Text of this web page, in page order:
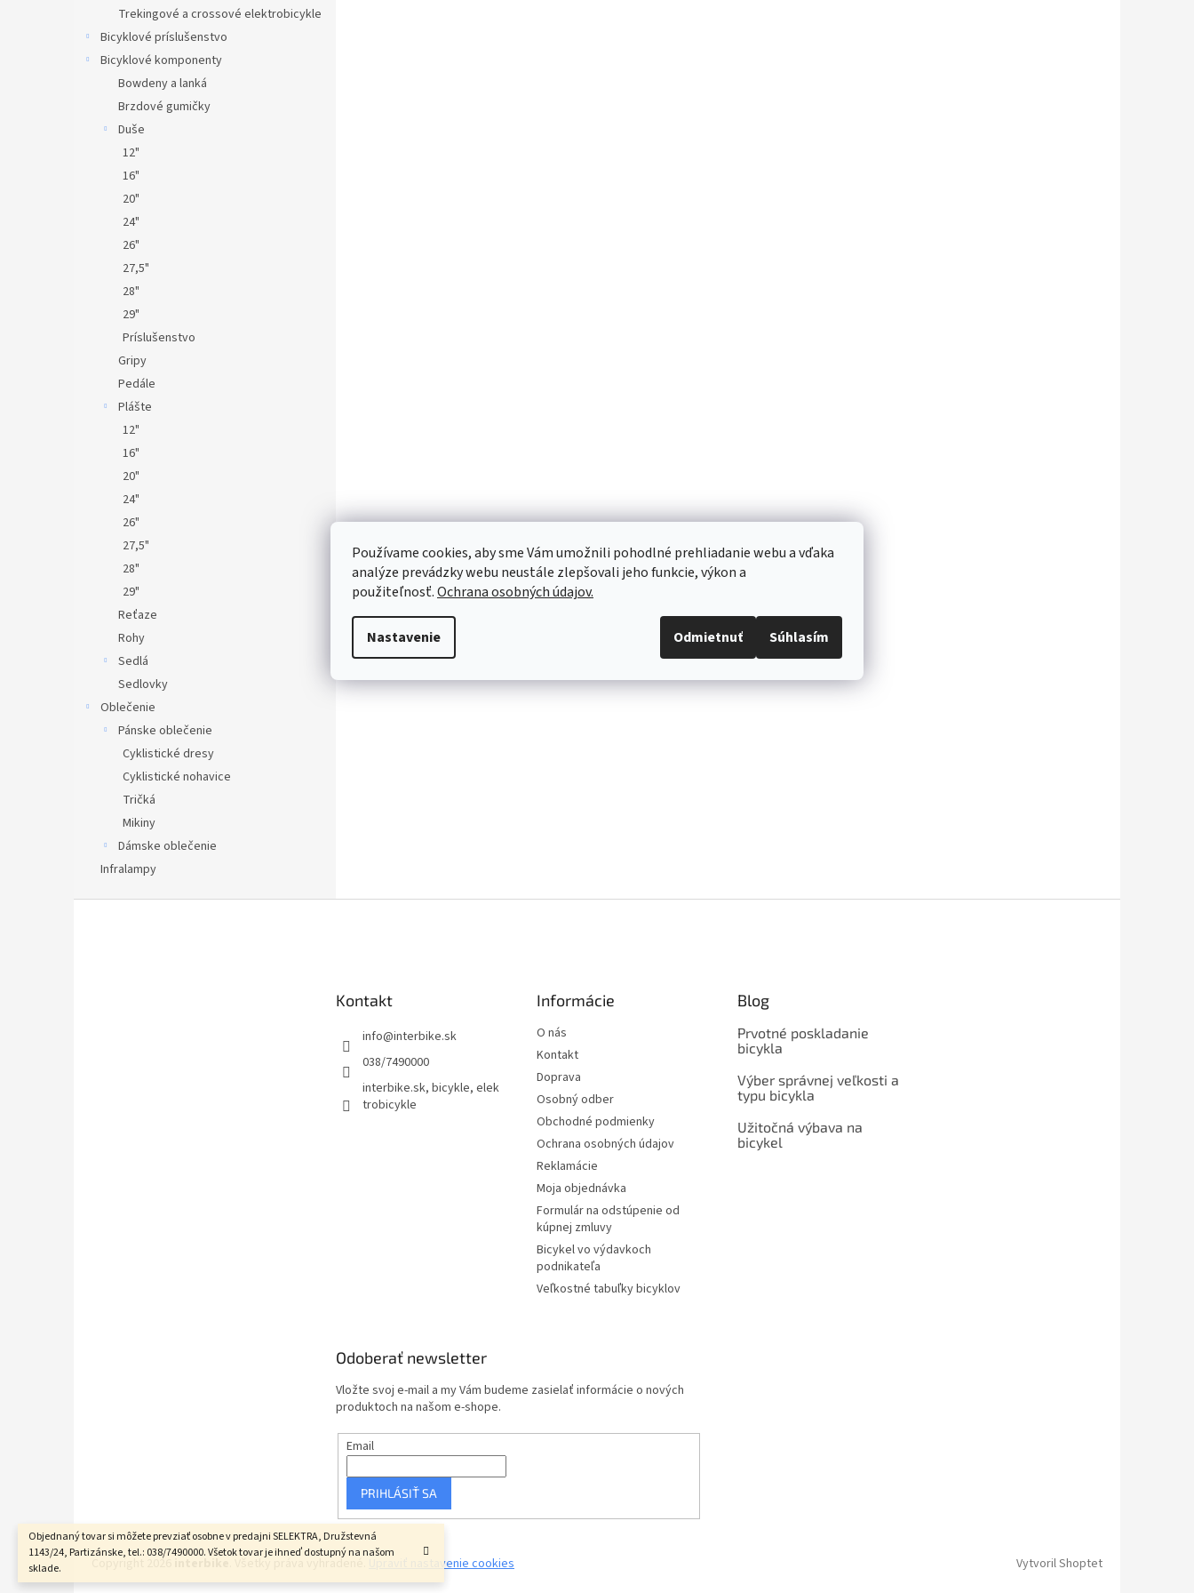
Používame cookies, aby sme Vám umožnili pohodlné prehliadanie webu a vďaka
analýze prevádzky webu neustále zlepšovali jeho funkcie, výkon a
použiteľnosť.Ochrana osobných údajov.
Nastavenie Odmietnuť Súhlasím
Objednaný tovar si môžete prevziať osobne v predajni SELEKTRA, Družstevná
1143/24, Partizánske, tel.: 038/7490000. Všetok tovar je ihneď dostupný na našom
sklade.
Trekingové a crossové elektrobicykle
Bicyklové príslušenstvo
Bicyklové komponenty
Bowdeny a lanká
Brzdové gumičky
Duše
12"
16"
20"
24"
26"
27,5"
28"
29"
Príslušenstvo
Gripy
Pedále
Plášte
12"
16"
20"
24"
26"
27,5"
28"
29"
Reťaze
Rohy
Sedlá
Sedlovky
Oblečenie
Pánske oblečenie
Cyklistické dresy
Cyklistické nohavice
Tričká
Mikiny
Dámske oblečenie
Infralampy
Kontakt
info@interbike.sk
038/7490000
interbike.sk, bicykle, elek
trobicykle
Informácie
O nás
Kontakt
Doprava
Osobný odber
Obchodné podmienky
Ochrana osobných údajov
Reklamácie
Moja objednávka
Formulár na odstúpenie od
kúpnej zmluvy
Bicykel vo výdavkoch
podnikateľa
Veľkostné tabuľky bicyklov
Blog
Prvotné poskladanie
bicykla
Výber správnej veľkosti a
typu bicykla
Užitočná výbava na
bicykel
Odoberať newsletter
Vložte svoj e-mail a my Vám budeme zasielať informácie o nových
produktoch na našom e-shope.
Email
PRIHLÁSIŤ SA
Vytvoril Shoptet
Copyright 2026 Upraviť nastavenie cookies